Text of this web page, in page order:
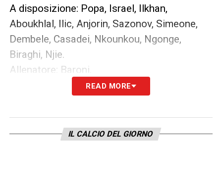
A disposizione: Popa, Israel, Ilkhan,
Aboukhlal, Ilic, Anjorin, Sazonov, Simeone,
Dembele, Casadei, Nkounkou, Ngonge,
Biraghi, Njie.
Allenatore: Baroni.
LEGGI ANCHE –Sassuolo Torino, invasione
saranno i tifosi
READ MORE
IL CALCIO DEL GIORNO